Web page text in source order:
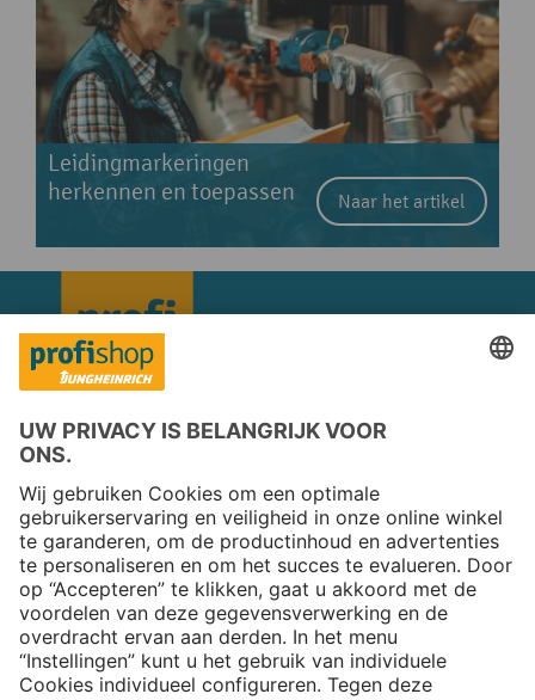
Leidingmarkeringen
herkennen en toepassen
Naar het artikel
Copyright © 2026 Jungheinrich PROFISHOP
Nieuwsbrief
Aanmelden →